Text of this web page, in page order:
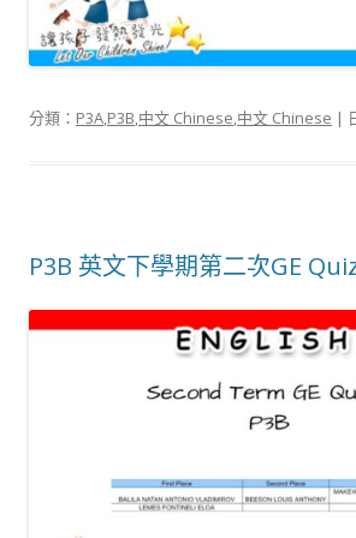
分類： P3A,P3B,中文 Chinese,中文 Chinese |
P3B 英文下學期第二次GE